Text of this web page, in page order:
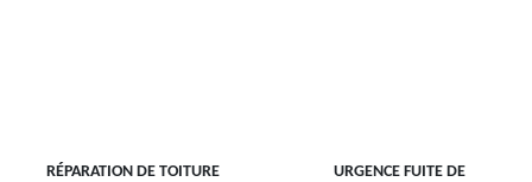
RÉPARATION DE TOITURE
URGENCE FUITE DE